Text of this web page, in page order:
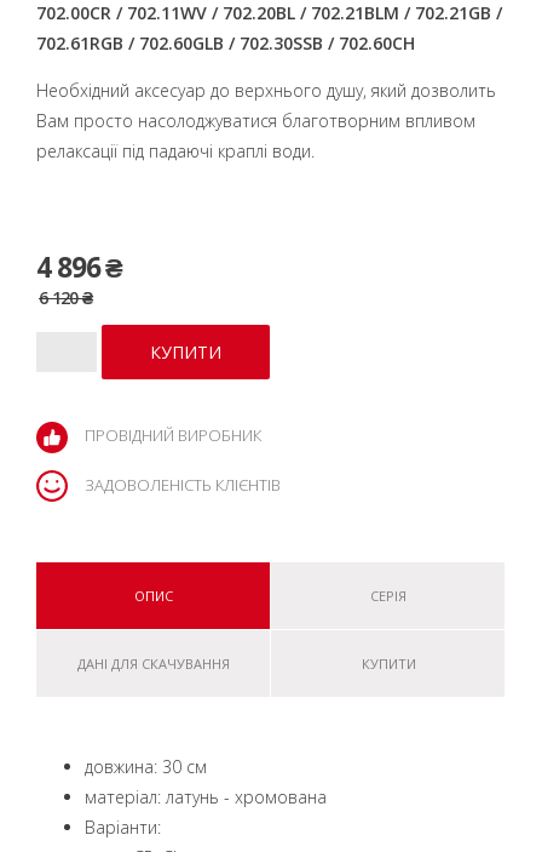
702.00CR / 702.11WV / 702.20BL / 702.21BLM / 702.21GB /
702.61RGB / 702.60GLB / 702.30SSB / 702.60CH
Необхідний аксесуар до верхнього душу, який дозволить
Вам просто насолоджуватися благотворним впливом
релаксації під падаючі краплі води.
4 896 ₴
6 120 ₴
ПРОВІДНИЙ ВИРОБНИК
ЗАДОВОЛЕНІСТЬ КЛІЄНТІВ
ОПИС СЕРІЯ
ДАНІ ДЛЯ СКАЧУВАННЯ КУПИТИ
довжина: 30 см
матеріал: латунь - хромована
Варіанти: